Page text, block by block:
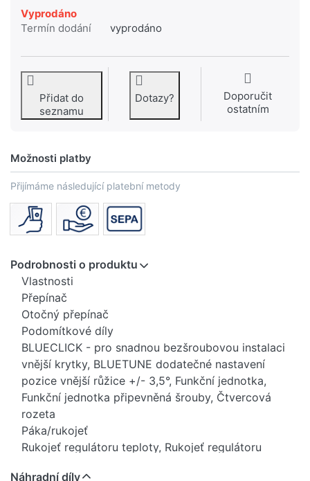
Vyprodáno
Termín dodání
vyprodáno
Přidat do
seznamu
Dotazy?
Doporučit
ostatním
Možnosti platby
Přijímáme následující platební metody
Podrobnosti o produktu
Vlastnosti
Přepínač
Otočný přepínač
Podomítkové díly
BLUECLICK - pro snadnou bezšroubovou instalaci
vnější krytky, BLUETUNE dodatečné nastavení
pozice vnější růžice +/- 3,5°, Funkční jednotka,
Funkční jednotka připevněná šrouby, Čtvercová
rozeta
Páka/rukojeť
Rukojeť regulátoru teploty, Rukojeť regulátoru
Náhradní díly